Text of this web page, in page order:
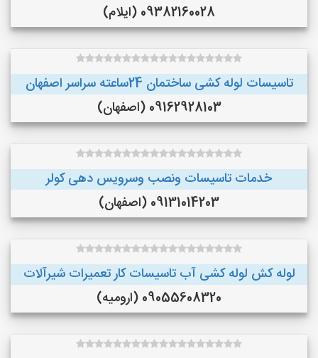
09382160028 (ایلام)
تاسیسات لوله کشی ساختمان 24ساعته سراسر اصفهان
09162928103 (اصفهان)
خدمات تاسیسات ونصب وسرویس دهی کولر
09131014203 (اصفهان)
لوله کش لوله کشی آب تاسیسات کار تعمیرات شیرآلات
09055608320 (ارومیه)